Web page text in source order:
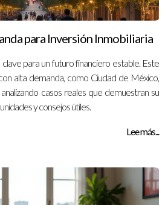
para Inversión Inmobiliaria
clave para un futuro financiero estable. Este
alta demanda, como Ciudad de México,
casos reales que demuestran su
y consejos útiles.
Lee más...